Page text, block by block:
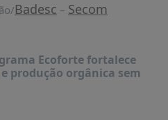
Badesc – Secom
Ecoforte fortalece
produção orgânica sem